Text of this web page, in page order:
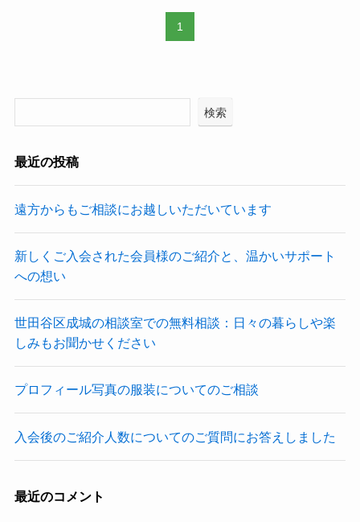
1
検索
最近の投稿
遠方からもご相談にお越しいただいています
新しくご入会された会員様のご紹介と、温かいサポート
への想い
世田谷区成城の相談室での無料相談：日々の暮らしや楽
しみもお聞かせください
プロフィール写真の服装についてのご相談
入会後のご紹介人数についてのご質問にお答えしました
最近のコメント